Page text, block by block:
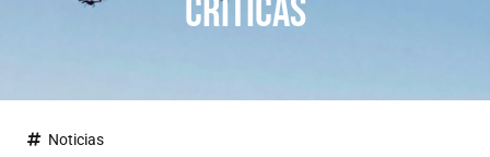
críticas
Noticias